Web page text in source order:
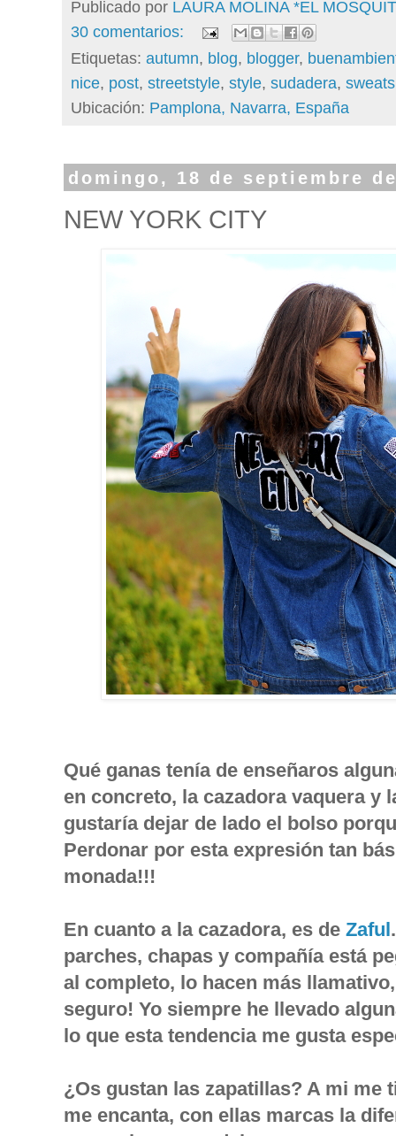
Publicado por LAURA MOLINA *EL
30 comentarios:
Etiquetas: autumn, blog, blogger,
nice, post, streetstyle, style, sudadera,
Ubicación: Pamplona, Navarra, España
domingo, 18 de septiembre
NEW YORK CITY
Qué ganas tenía de enseñaros
en concreto, la cazadora vaquera y
gustaría dejar de lado el bolso
Perdonar por esta expresión tan
monada!!!
En cuanto a la cazadora, es de Zaful
parches, chapas y compañía está
al completo, lo hacen más
seguro! Yo siempre he llevado
lo que esta tendencia me gusta
¿Os gustan las zapatillas? A mi me
me encanta, con ellas marcas la